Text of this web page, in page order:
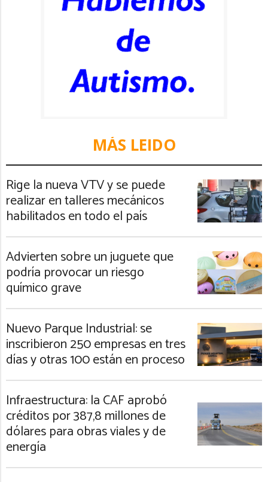
MÁS LEIDO
Rige la nueva VTV y se puede
realizar en talleres mecánicos
habilitados en todo el país
Advierten sobre un juguete que
podría provocar un riesgo
químico grave
Nuevo Parque Industrial: se
inscribieron 250 empresas en tres
días y otras 100 están en proceso
Infraestructura: la CAF aprobó
créditos por 387,8 millones de
dólares para obras viales y de
energía